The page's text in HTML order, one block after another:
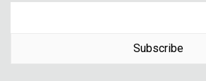
Subscribe